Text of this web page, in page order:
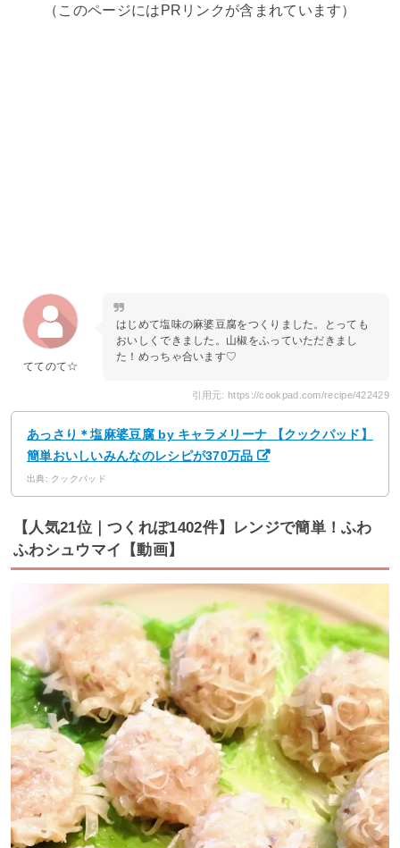
（このページにはPRリンクが含まれています）
ててのて☆
はじめて塩味の麻婆豆腐をつくりました。とっても
おいしくできました。山椒をふっていただきまし
た！めっちゃ合います♡
引用元: https://cookpad.com/recipe/422429
あっさり＊塩麻婆豆腐 by キャラメリーナ 【クックパッド】
簡単おいしいみんなのレシピが370万品
出典: クックパッド
【人気21位｜つくれぽ1402件】レンジで簡単！ふわ
ふわシュウマイ【動画】